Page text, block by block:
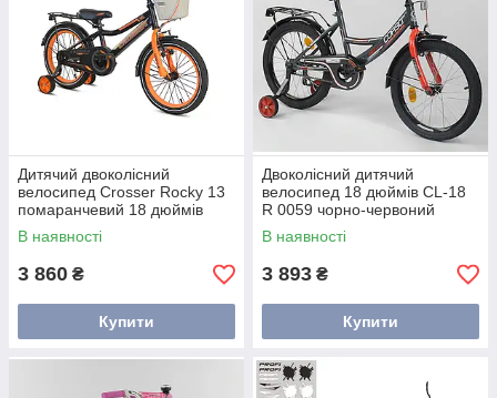
Дитячий двоколісний
велосипед Crosser Rocky 13
помаранчевий 18 дюймів
В наявності
3 860 ₴
Купити
Двоколісний дитячий
велосипед 18 дюймів CL-18
R 0059 чорно-червоний
В наявності
3 893 ₴
Купити